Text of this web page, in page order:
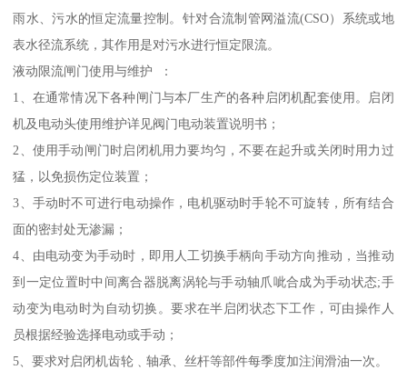
雨水、污水的恒定流量控制。针对合流制管网溢流(CSO）系统或地
表水径流系统，其作用是对污水进行恒定限流。
液动限流闸门使用与维护 ：
1、在通常情况下各种闸门与本厂生产的各种启闭机配套使用。启闭
机及电动头使用维护详见阀门电动装置说明书；
2、使用手动闸门时启闭机用力要均匀，不要在起升或关闭时用力过
猛，以免损伤定位装置；
3、手动时不可进行电动操作，电机驱动时手轮不可旋转，所有结合
面的密封处无渗漏；
4、由电动变为手动时，即用人工切换手柄向手动方向推动，当推动
到一定位置时中间离合器脱离涡轮与手动轴爪呲合成为手动状态;手
动变为电动时为自动切换。要求在半启闭状态下工作，可由操作人
员根据经验选择电动或手动；
5、要求对启闭机齿轮﹑轴承、丝杆等部件每季度加注润滑油一次。